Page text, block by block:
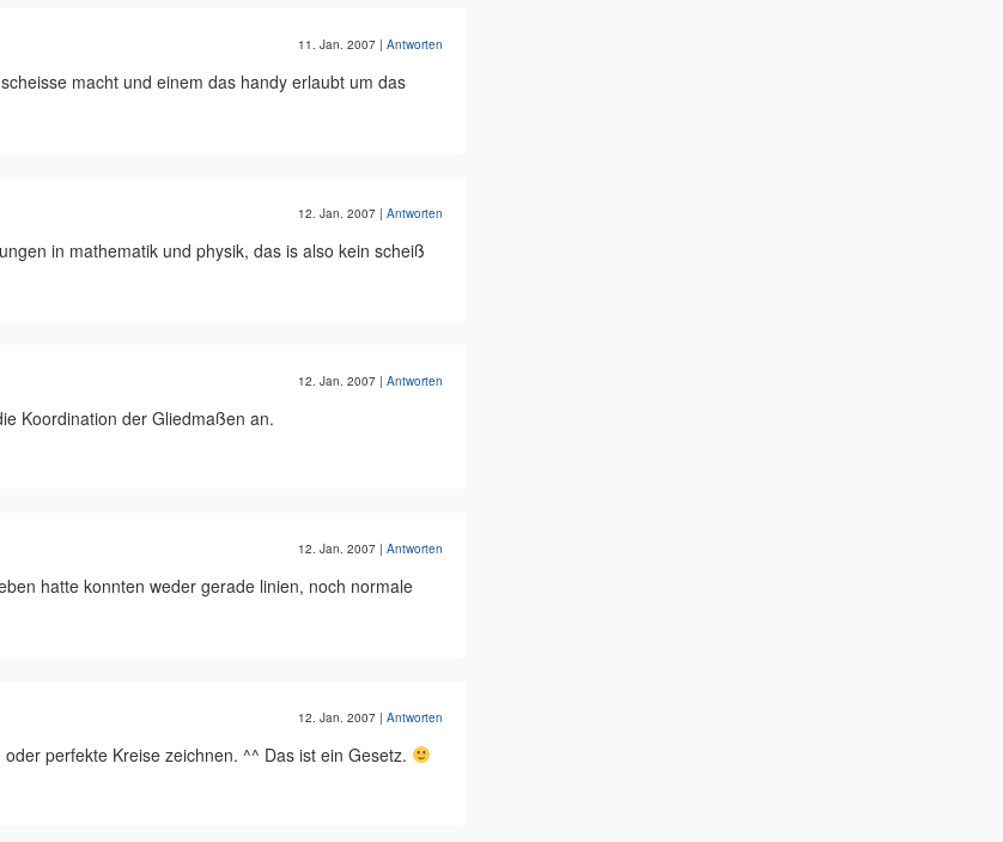
11. Jan. 2007 | Antworten
macht und einem das handy erlaubt um das
12. Jan. 2007 | Antworten
in mathematik und physik, das is also kein scheiß
12. Jan. 2007 | Antworten
Koordination der Gliedmaßen an.
12. Jan. 2007 | Antworten
hatte konnten weder gerade linien, noch normale
12. Jan. 2007 | Antworten
perfekte Kreise zeichnen. ^^ Das ist ein Gesetz.